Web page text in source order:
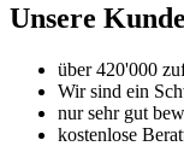
Unsere
über 420'000
Wir sind ein
nur sehr gut
kostenlose